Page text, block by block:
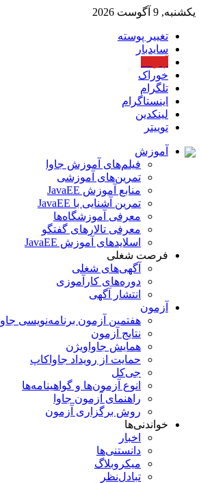
یکشنبه, 9 آگوست 2026
تغییر پوسته
سایدبار
خوراک
تلگرام
اینستاگرام
لینکدین
توییتر
آموزش
فیلم‌های آموزش جاوا
تمرین‌های آموزشی
منابع آموزش JavaEE
تمرین آشنایی با JavaEE
معرفی آموزشگاه‌ها
معرفی تالارهای گفتگو
اسلایدهای آموزش JavaEE
فرصت شغلی
آگهی‌های شغلی
دوره‌های کارآموزی
انتشار آگهی
آزمون
هفتمین آزمون برنامه‌نویسی جاوا
نتایج آزمون
همایش جاواویژن
حمایت از رویداد جاواکاپ
جی‌کل
انوع آزمون‌ها و گواهینامه‌ها
راهنمای آزمون جاوا
روش برگزاری آزمون
خواندنی‌ها
اخبار
دانستنی‌ها
میکروبلاگ
تبادل‌نظر